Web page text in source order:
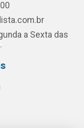
a Sexta das